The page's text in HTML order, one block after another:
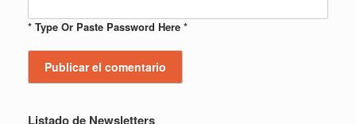
* Type Or Paste Password Here *
Listado de Newsletters